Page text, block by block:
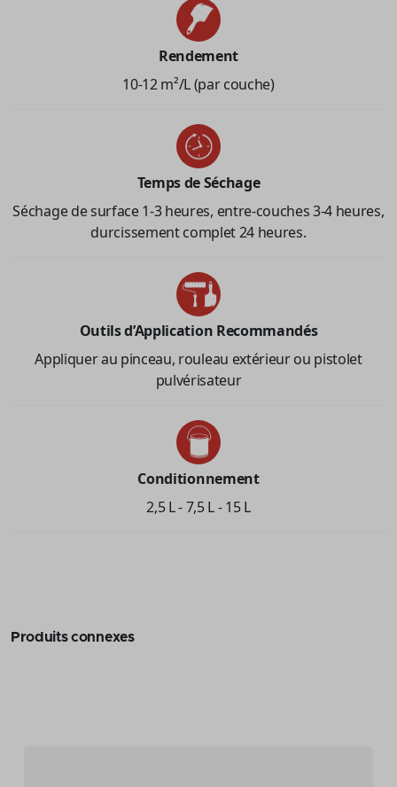
Rendement
10-12 m²/L (par couche)
Temps de Séchage
Séchage de surface 1-3 heures, entre-couches 3-4 heures,
durcissement complet 24 heures.
Outils d’Application Recommandés
Appliquer au pinceau, rouleau extérieur ou pistolet
pulvérisateur
Conditionnement
2,5 L - 7,5 L - 15 L
Produits connexes